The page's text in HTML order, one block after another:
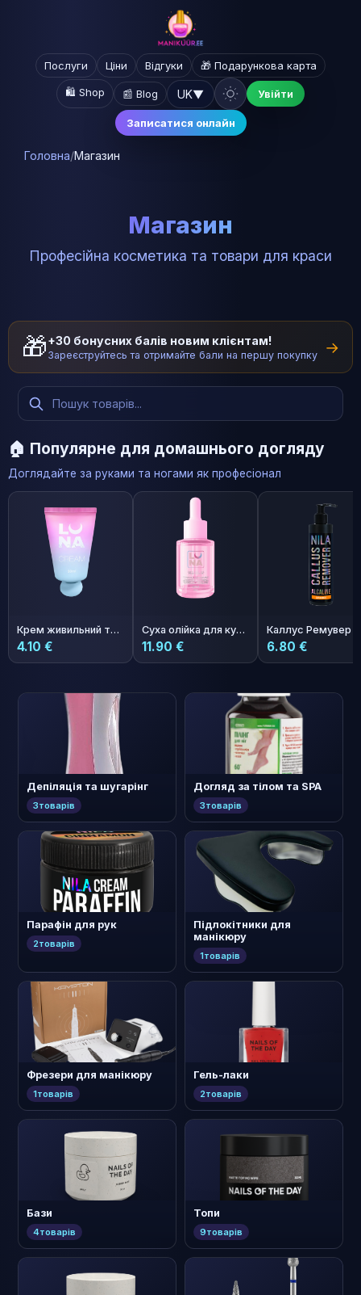
Послуги Ціни Відгуки 🎁 Подарункова карта
🛍️ Shop 📰 Blog UK▼ Увійти
Записатися онлайн
Головна/Магазин
Магазин
Професійна косметика та товари для краси
🎁+30 бонусних балів новим клієнтам!
Зареєструйтесь та отримайте бали на першу покупку →
🏠 Популярне для домашнього догляду
Доглядайте за руками та ногами як професіонал
Крем живильний та зволожуючий з ароматом аперолю One More Aperol
4.10 €
Суха олійка для кутикули з ароматом полуниці з вершками Photoshop Oil 30ml
11.90 € 6.80 €
Депіляція та шугарінг
3товарів
Догляд за тілом та SPA
3товарів
Парафін для рук
2товарів
Підлокітники для
манікюру
1товарів
Фрезери для манікюру
1товарів
Гель-лаки
2товарів
Бази
4товарів
Топи
9товарів